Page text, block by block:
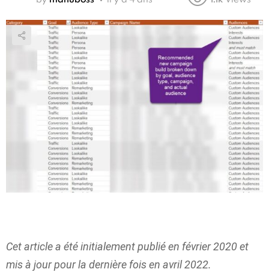
Cet article a été initialement publié en février 2020 et
mis à jour pour la dernière fois en avril 2022.